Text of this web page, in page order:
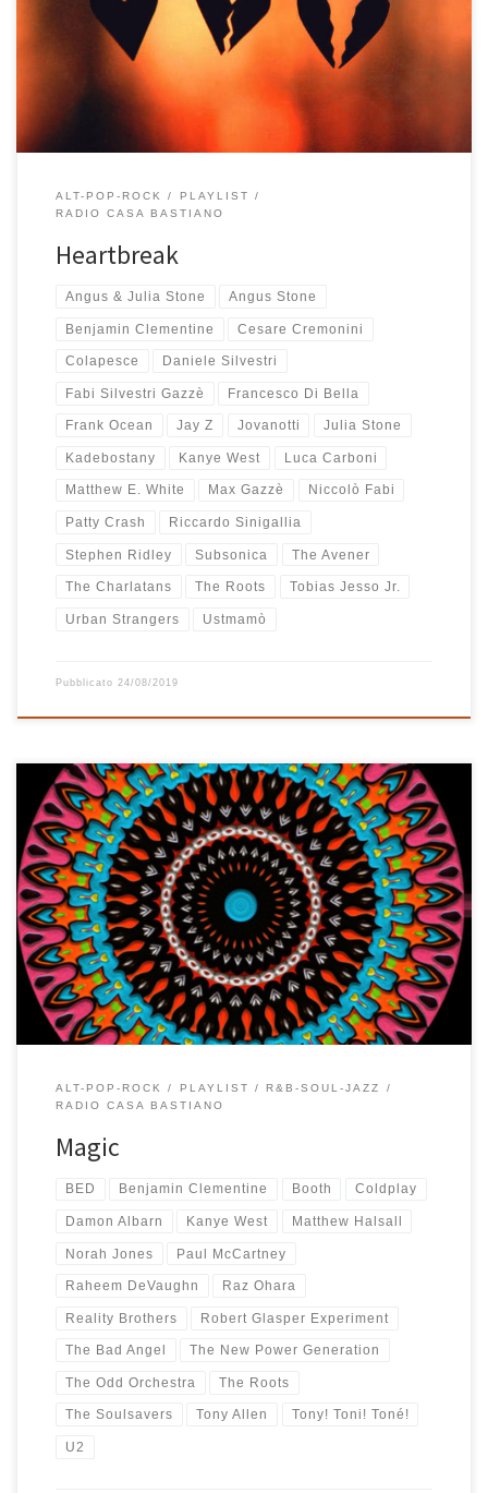
Bella, Canto Del Vuoto degli Ustmamò, Pezzo D’amore di
Riccardo Sinigallia e Reale di Colapesce, brani che mi hanno
subito colpito al cuore come A Heartbreak di Angus […]
ALT-POP-ROCK
PLAYLIST
RADIO CASA BASTIANO
Heartbreak
Angus & Julia Stone Angus Stone
Benjamin Clementine Cesare Cremonini
Colapesce Daniele Silvestri
Fabi Silvestri Gazzè Francesco Di Bella
Frank Ocean Jay Z Jovanotti Julia Stone
Kadebostany Kanye West Luca Carboni
Matthew E. White Max Gazzè Niccolò Fabi
Patty Crash Riccardo Sinigallia
Stephen Ridley Subsonica The Avener
The Charlatans The Roots Tobias Jesso Jr.
Urban Strangers Ustmamò
Pubblicato 24/08/2019
Che inizio magico: Kanye West insieme a Paul McCartney con Only
One, i Coldplay con Magic e gli U2 con Ordinary Love. 3 canzoni
una più bella dell’altra. Il dado è tratto, ormai non si torna più
indietro, l’ascoltatore è conquistato, rapito, non può far altro che
proseguire nell’ascolto. Troverà altre piacevoli sorprese lungo la
via e […]
ALT-POP-ROCK PLAYLIST
R&B-SOUL-JAZZ
RADIO CASA BASTIANO
Magic
BED Benjamin Clementine Booth Coldplay
Damon Albarn Kanye West Matthew Halsall
Norah Jones Paul McCartney
Raheem DeVaughn Raz Ohara
Reality Brothers Robert Glasper Experiment
The Bad Angel The New Power Generation
The Odd Orchestra The Roots
The Soulsavers Tony Allen Tony! Toni! Toné!
U2